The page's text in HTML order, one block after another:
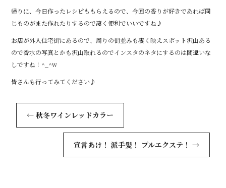
帰りに、今日作ったレシピももらえるので、今回の香りが好きであれば同
じものがまた作れたりするので凄く便利でいいですね♪
お店が外人住宅街にあるので、周りの街並みも凄く映えスポット沢山ある
ので香水の写真とかも沢山取れるのでインスタのネタにするのは間違いな
しですね！^_^w
皆さんも行ってみてください♪
← 秋冬ワインレッドカラー
宣言あけ！ 派手髪！ プルエクステ！ →